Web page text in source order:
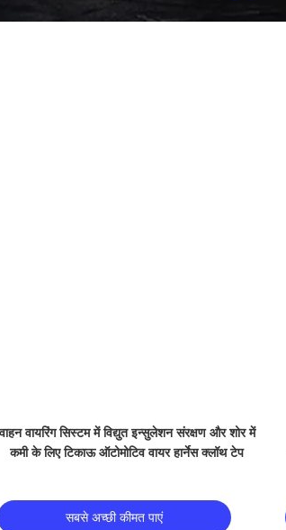
ऑटोमोबाइल कार वायर हार्नेस कपड़ा टेप रैपिंग वायर सुरक्षा
सबसे अच्छी कीमत पाएं